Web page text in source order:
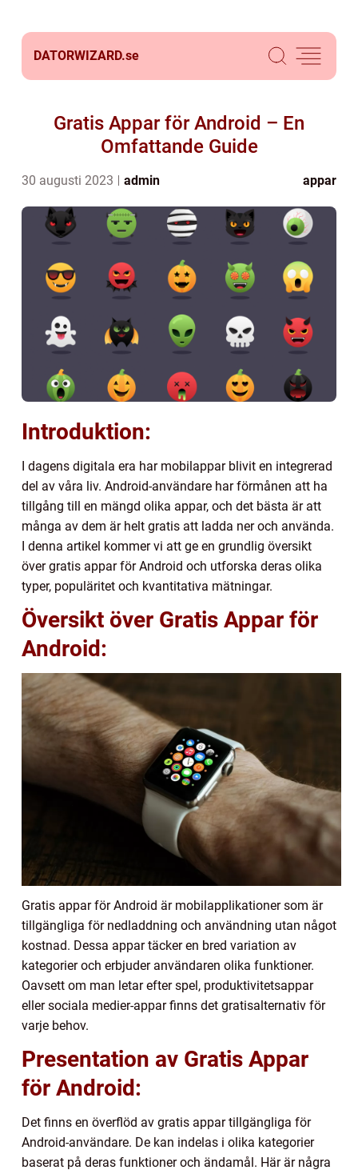
DATORWIZARD.se
Gratis Appar för Android – En
Omfattande Guide
30 augusti 2023 admin appar
Introduktion:
I dagens digitala era har mobilappar blivit en integrerad
del av våra liv. Android-användare har förmånen att ha
tillgång till en mängd olika appar, och det bästa är att
många av dem är helt gratis att ladda ner och använda.
I denna artikel kommer vi att ge en grundlig översikt
över gratis appar för Android och utforska deras olika
typer, populäritet och kvantitativa mätningar.
Översikt över Gratis Appar för
Android:
Gratis appar för Android är mobilapplikationer som är
tillgängliga för nedladdning och användning utan något
kostnad. Dessa appar täcker en bred variation av
kategorier och erbjuder användaren olika funktioner.
Oavsett om man letar efter spel, produktivitetsappar
eller sociala medier-appar finns det gratisalternativ för
varje behov.
Presentation av Gratis Appar
för Android:
Det finns en överflöd av gratis appar tillgängliga för
Android-användare. De kan indelas i olika kategorier
baserat på deras funktioner och ändamål. Här är några